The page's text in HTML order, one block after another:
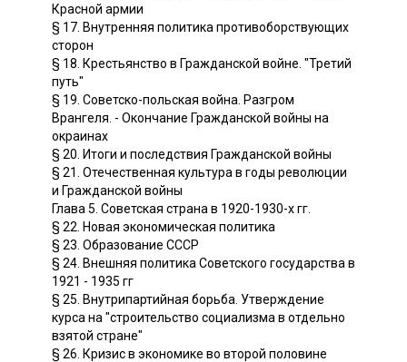
Красной армии
§ 17. Внутренняя политика противоборствующих
сторон
§ 18. Крестьянство в Гражданской войне. "Третий
путь"
§ 19. Советско-польская война. Разгром
Врангеля. - Окончание Гражданской войны на
окраинах
§ 20. Итоги и последствия Гражданской войны
§ 21. Отечественная культура в годы революции
и Гражданской войны
Глава 5. Советская страна в 1920-1930-х гг.
§ 22. Новая экономическая политика
§ 23. Образование СССР
§ 24. Внешняя политика Советского государства в
1921 - 1935 гг
§ 25. Внутрипартийная борьба. Утверждение
курса на "строительство социализма в отдельно
взятой стране"
§ 26. Кризис в экономике во второй половине